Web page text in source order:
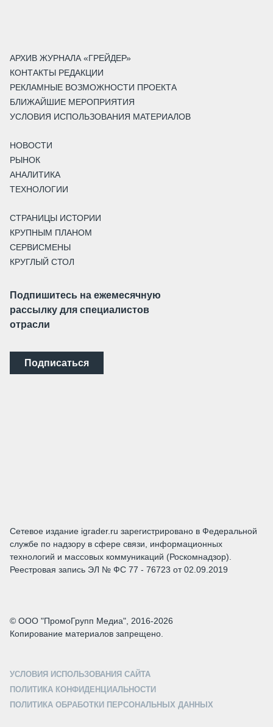
АРХИВ ЖУРНАЛА «ГРЕЙДЕР»
КОНТАКТЫ РЕДАКЦИИ
РЕКЛАМНЫЕ ВОЗМОЖНОСТИ ПРОЕКТА
БЛИЖАЙШИЕ МЕРОПРИЯТИЯ
УСЛОВИЯ ИСПОЛЬЗОВАНИЯ МАТЕРИАЛОВ
НОВОСТИ
РЫНОК
АНАЛИТИКА
ТЕХНОЛОГИИ
СТРАНИЦЫ ИСТОРИИ
КРУПНЫМ ПЛАНОМ
СЕРВИСМЕНЫ
КРУГЛЫЙ СТОЛ
Подпишитесь на ежемесячную
рассылку для специалистов
отрасли
Подписаться
Сетевое издание igrader.ru зарегистрировано в Федеральной
службе по надзору в сфере связи, информационных
технологий и массовых коммуникаций (Роскомнадзор).
Реестровая запись ЭЛ № ФС 77 - 76723 от 02.09.2019
© ООО "ПромоГрупп Медиа", 2016-2026
Копирование материалов запрещено.
УСЛОВИЯ ИСПОЛЬЗОВАНИЯ САЙТА
ПОЛИТИКА КОНФИДЕНЦИАЛЬНОСТИ
ПОЛИТИКА ОБРАБОТКИ ПЕРСОНАЛЬНЫХ ДАННЫХ